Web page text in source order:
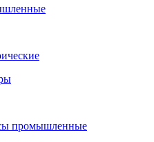
промышленные